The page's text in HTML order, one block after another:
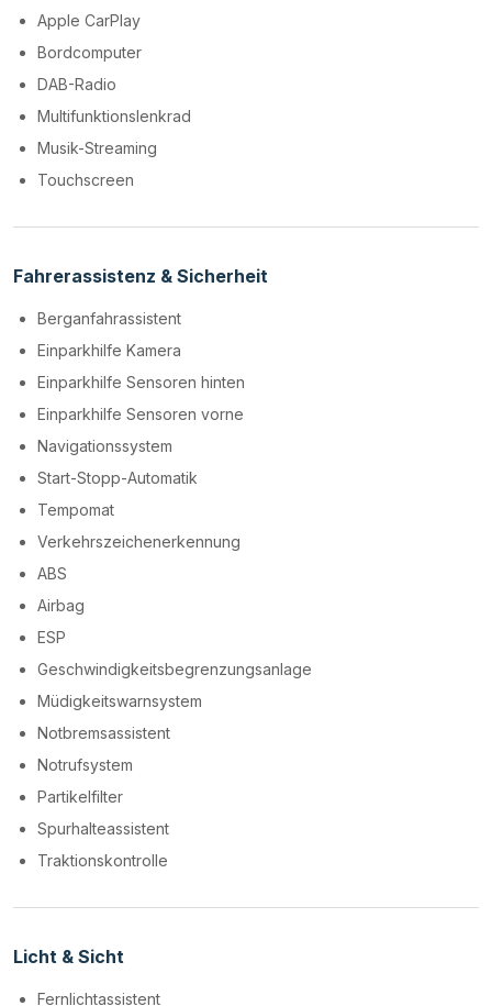
Apple CarPlay
Bordcomputer
DAB-Radio
Multifunktionslenkrad
Musik-Streaming
Touchscreen
Fahrerassistenz & Sicherheit
Berganfahrassistent
Einparkhilfe Kamera
Einparkhilfe Sensoren hinten
Einparkhilfe Sensoren vorne
Navigationssystem
Start-Stopp-Automatik
Tempomat
Verkehrszeichenerkennung
ABS
Airbag
ESP
Geschwindigkeitsbegrenzungsanlage
Müdigkeitswarnsystem
Notbremsassistent
Notrufsystem
Partikelfilter
Spurhalteassistent
Traktionskontrolle
Licht & Sicht
Fernlichtassistent